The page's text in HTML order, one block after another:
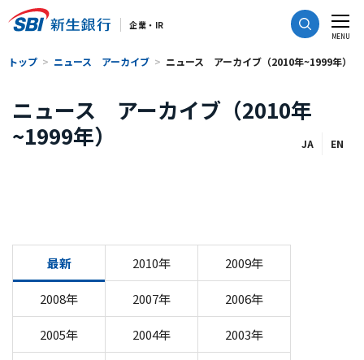
CLOSE
MENU
トップ ニュース アーカイブ ニュース アーカイブ（2010年~1999年）
ニュース アーカイブ（2010年
~1999年）
JA EN
最新 2010年 2009年
2008年 2007年 2006年
2005年 2004年 2003年
企業・IR